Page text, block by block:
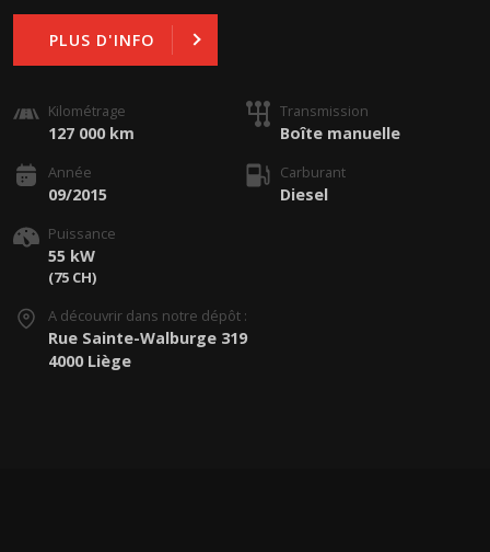
PLUS D'INFO
Kilométrage
127 000 km
Transmission
Boîte manuelle
Année
09/2015
Carburant
Diesel
Puissance
55 kW
(75 CH)
A découvrir dans notre dépôt :
Rue Sainte-Walburge 319
4000 Liège